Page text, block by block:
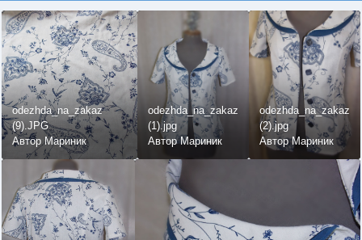
odezhda_na_zakaz
(9).JPG
Автор Мариник
odezhda_na_zakaz
(1).jpg
Автор Мариник
odezhda_na_zakaz
(2).jpg
Автор Мариник